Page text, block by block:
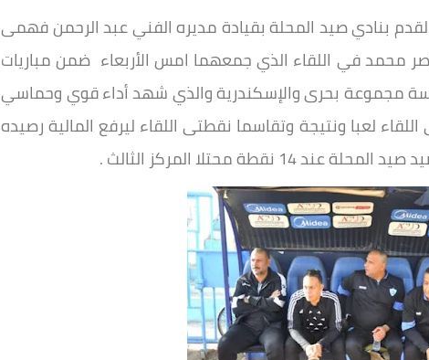
بنادي صيد المحلة بقيادة مديره الفني عبد الرحمن فهمى
محمد في اللقاء الذي جمعهما امس الأربعاء ضمن مباريات
مجموعة بحرى والإسكندرية والذي شهد أداء قوي وحماسي
لعبا ونتيجة وتقاسما نقطتى اللقاء ليرفع المالية رصيده